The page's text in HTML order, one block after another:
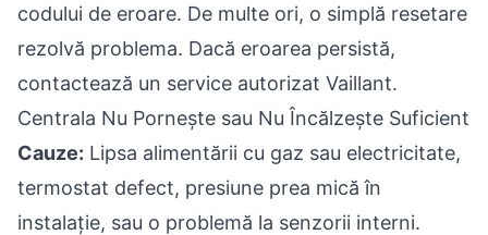
codului de eroare. De multe ori, o simplă resetare
rezolvă problema. Dacă eroarea persistă,
contactează un service autorizat Vaillant.
Centrala Nu Pornește sau Nu Încălzește Suficient
Cauze: Lipsa alimentării cu gaz sau electricitate,
termostat defect, presiune prea mică în
instalație, sau o problemă la senzorii interni.